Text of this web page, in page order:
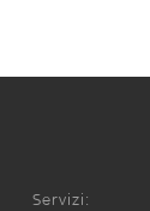
Servizi: